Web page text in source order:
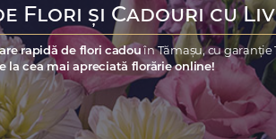
Flori și Cadouri cu
rapidă de flori cadou în Tămașu, cu garanție
la cea mai apreciată florărie online!